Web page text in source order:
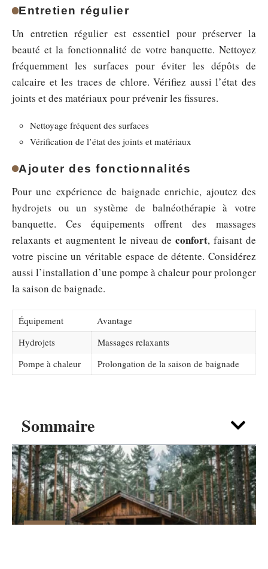
Sommaire
MAISON
Entretien régulier
Un entretien régulier est essentiel pour préserver la
beauté et la fonctionnalité de votre banquette. Nettoyez
fréquemment les surfaces pour éviter les dépôts de
calcaire et les traces de chlore. Vérifiez aussi l’état des
joints et des matériaux pour prévenir les fissures.
Nettoyage fréquent des surfaces
Vérification de l’état des joints et matériaux
Ajouter des fonctionnalités
Pour une expérience de baignade enrichie, ajoutez des
hydrojets ou un système de balnéothérapie à votre
banquette. Ces équipements offrent des massages
relaxants et augmentent le niveau deconfort, faisant de
votre piscine un véritable espace de détente. Considérez
aussi l’installation d’une pompe à chaleur pour prolonger
la saison de baignade.
Équipement
Avantage
Hydrojets
Massages relaxants
Pompe à chaleur
Prolongation de la saison de baignade